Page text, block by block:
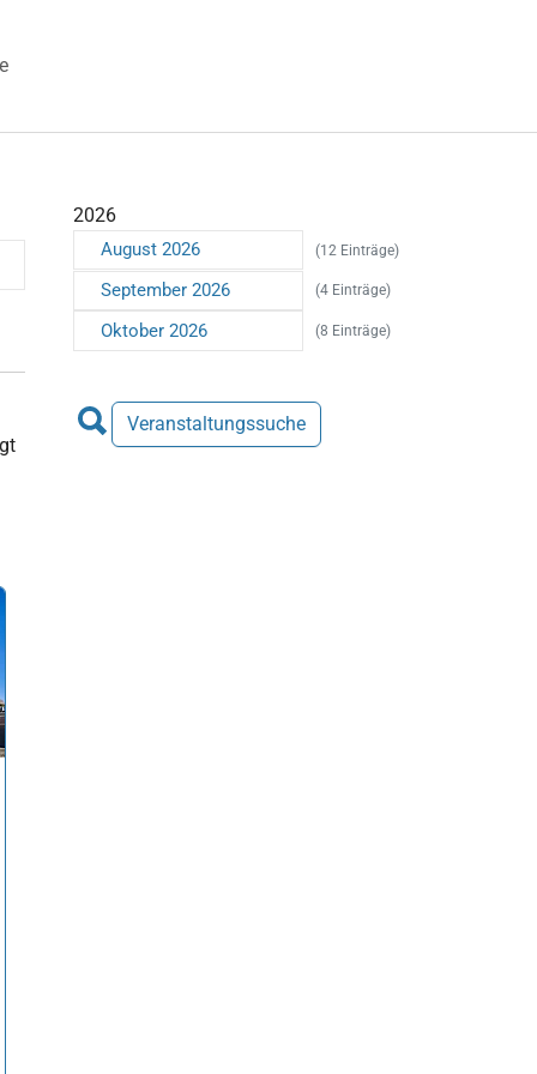
2026
August 2026 (12 Einträge)
September 2026 (4 Einträge)
Oktober 2026 (8 Einträge)
Veranstaltungssuche